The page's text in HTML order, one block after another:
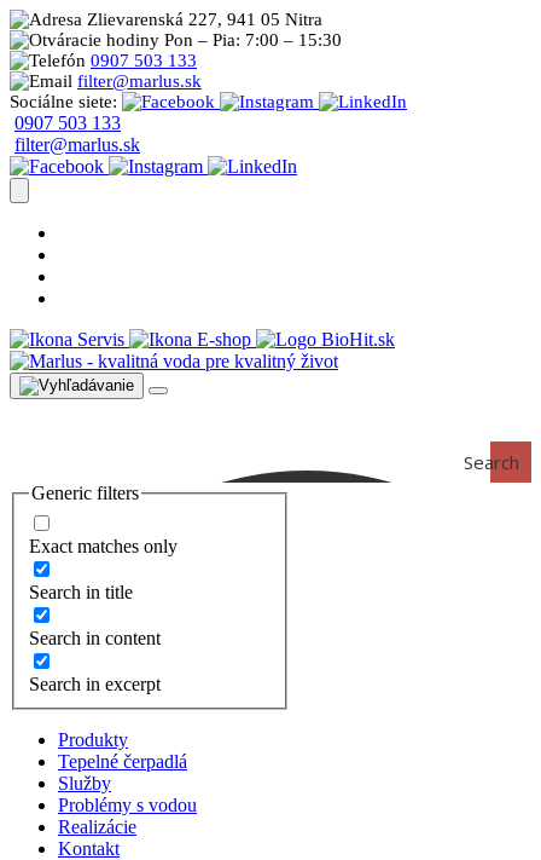
Zlievarenská 227, 941 05 Nitra
Pon – Pia: 7:00 – 15:30
0907 503 133
filter@marlus.sk
Sociálne siete:
0907 503 133
filter@marlus.sk
Servis E-shop
Search
Generic filters
Exact matches only
Search in title
Search in content
Search in excerpt
Produkty
Tepelné čerpadlá
Služby
Problémy s vodou
Realizácie
Kontakt